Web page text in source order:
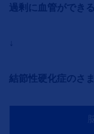
過剰に血管ができ
↓
結節性硬化症のさ